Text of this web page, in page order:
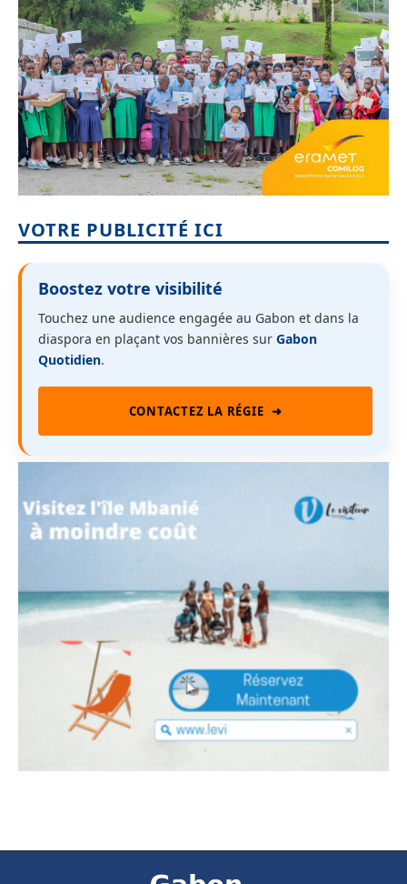
VOTRE PUBLICITÉ ICI
Boostez votre visibilité
Touchez une audience engagée au Gabon et dans la
diaspora en plaçant vos bannières sur Gabon
Quotidien.
CONTACTEZ LA RÉGIE ➜